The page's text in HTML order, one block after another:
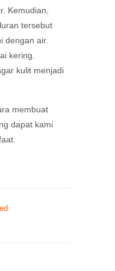
Kemudian,
tersebut
dengan air.
kering.
kulit menjadi
membuat
dapat kami